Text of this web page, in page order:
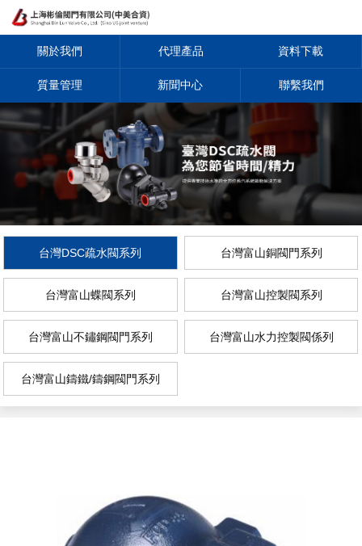
關於我們 代理產品 資料下載
質量管理 新聞中心 聯繫我們
台灣DSC疏水閥系列 台灣富山銅閥門系列
台灣富山蝶閥系列 台灣富山控製閥系列
台灣富山不鏽鋼閥門系列 台灣富山水力控製閥係列
台灣富山鑄鐵/鑄鋼閥門系列